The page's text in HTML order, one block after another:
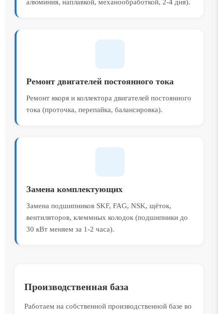
алюминия, наплавкой, механообработкой, 2-4 дня).
Ремонт двигателей постоянного тока
Ремонт якоря и коллектора двигателей постоянного
тока (проточка, перепайка, балансировка).
Замена комплектующих
Замена подшипников SKF, FAG, NSK, щёток,
вентиляторов, клеммных колодок (подшипники до
30 кВт меняем за 1-2 часа).
Производственная база
Работаем на собственной производственной базе во